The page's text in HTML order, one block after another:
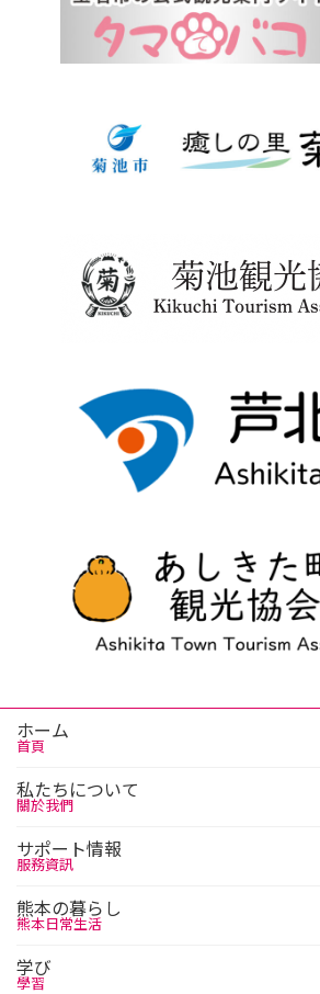
ホーム
首頁
私たちについて
關於我們
サポート情報
服務資訊
熊本の暮らし
熊本日常生活
学び
學習